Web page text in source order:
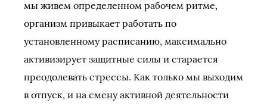
мы живем определенном рабочем ритме,
организм привыкает работать по
установленному расписанию, максимально
активизирует защитные силы и старается
преодолевать стрессы. Как только мы выходим
в отпуск, и на смену активной деятельности